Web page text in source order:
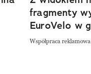
fragmenty
EuroVelo w
Współpraca reklamowa